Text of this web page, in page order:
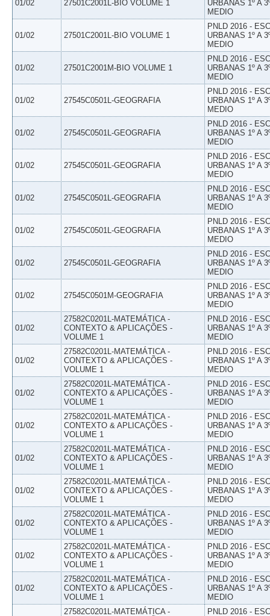
01/02 27501C2001L-BIO VOLUME 1
URBANAS 1º A
MEDIO
01/02 27501C2001L-BIO VOLUME 1
PNLD 2016 -
URBANAS 1º A
MEDIO
01/02 27501C2001M-BIO VOLUME 1
PNLD 2016 -
URBANAS 1º A
MEDIO
01/02 27545C0501L-GEOGRAFIA
PNLD 2016 -
URBANAS 1º A
MEDIO
01/02 27545C0501L-GEOGRAFIA
PNLD 2016 -
URBANAS 1º A
MEDIO
01/02 27545C0501L-GEOGRAFIA
PNLD 2016 -
URBANAS 1º A
MEDIO
01/02 27545C0501L-GEOGRAFIA
PNLD 2016 -
URBANAS 1º A
MEDIO
01/02 27545C0501L-GEOGRAFIA
PNLD 2016 -
URBANAS 1º A
MEDIO
01/02 27545C0501L-GEOGRAFIA
PNLD 2016 -
URBANAS 1º A
MEDIO
01/02 27545C0501M-GEOGRAFIA
PNLD 2016 -
URBANAS 1º A
MEDIO
01/02
27582C0201L-MATEMÁTICA -
CONTEXTO & APLICAÇÕES -
VOLUME 1
PNLD 2016 -
URBANAS 1º A
MEDIO
01/02
27582C0201L-MATEMÁTICA -
CONTEXTO & APLICAÇÕES -
VOLUME 1
PNLD 2016 -
URBANAS 1º A
MEDIO
01/02
27582C0201L-MATEMÁTICA -
CONTEXTO & APLICAÇÕES -
VOLUME 1
PNLD 2016 -
URBANAS 1º A
MEDIO
01/02
27582C0201L-MATEMÁTICA -
CONTEXTO & APLICAÇÕES -
VOLUME 1
PNLD 2016 -
URBANAS 1º A
MEDIO
01/02
27582C0201L-MATEMÁTICA -
CONTEXTO & APLICAÇÕES -
VOLUME 1
PNLD 2016 -
URBANAS 1º A
MEDIO
01/02
27582C0201L-MATEMÁTICA -
CONTEXTO & APLICAÇÕES -
VOLUME 1
PNLD 2016 -
URBANAS 1º A
MEDIO
01/02
27582C0201L-MATEMÁTICA -
CONTEXTO & APLICAÇÕES -
VOLUME 1
PNLD 2016 -
URBANAS 1º A
MEDIO
01/02
27582C0201L-MATEMÁTICA -
CONTEXTO & APLICAÇÕES -
VOLUME 1
PNLD 2016 -
URBANAS 1º A
MEDIO
01/02
27582C0201L-MATEMÁTICA -
CONTEXTO & APLICAÇÕES -
VOLUME 1
PNLD 2016 -
URBANAS 1º A
MEDIO
27582C0201L-MATEMÁTICA -
PNLD 2016 -